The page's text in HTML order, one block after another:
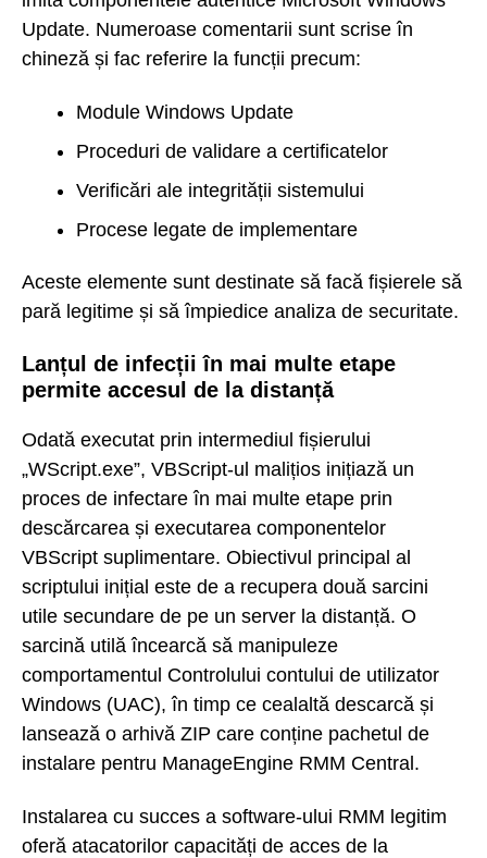
Update. Numeroase comentarii sunt scrise în
chineză și fac referire la funcții precum:
Module Windows Update
Proceduri de validare a certificatelor
Verificări ale integrității sistemului
Procese legate de implementare
Aceste elemente sunt destinate să facă fișierele să
pară legitime și să împiedice analiza de securitate.
Lanțul de infecții în mai multe etape
permite accesul de la distanță
Odată executat prin intermediul fișierului
„WScript.exe”, VBScript-ul malițios inițiază un
proces de infectare în mai multe etape prin
descărcarea și executarea componentelor
VBScript suplimentare. Obiectivul principal al
scriptului inițial este de a recupera două sarcini
utile secundare de pe un server la distanță. O
sarcină utilă încearcă să manipuleze
comportamentul Controlului contului de utilizator
Windows (UAC), în timp ce cealaltă descarcă și
lansează o arhivă ZIP care conține pachetul de
instalare pentru ManageEngine RMM Central.
Instalarea cu succes a software-ului RMM legitim
oferă atacatorilor capacități de acces de la